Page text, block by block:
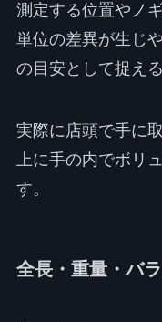
測定する位置やノ
単位の差異が生じ
の目安として捉え
実際に店頭で手に
上に手の内でボリ
す。
全長・重量・バ